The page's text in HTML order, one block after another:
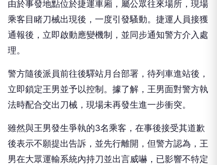
由於事發地點位於捷運車廂，屬公眾往來場所，現場
乘客目睹刀械出現後，一度引發騷動。捷運人員接獲
通報後，立即啟動應變機制，並同步通知警方介入處
理。
警方隨後派員前往後驛站月台部署，待列車進站後，
立即鎖定王男並予以控制。據了解，王男面對警方執
法時配合交出刀械，現場未再發生進一步衝突。
雖然與王男發生爭執的3名乘客，在事後接受其道歉
後表示不願提出告訴，並先行離開，但警方認為，王
男在大眾運輸系統內持刀並出言威嚇，已影響不特定